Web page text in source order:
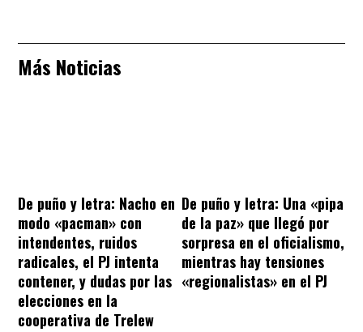
Más Noticias
De puño y letra: Nacho en
modo «pacman» con
intendentes, ruidos
radicales, el PJ intenta
contener, y dudas por las
elecciones en la
cooperativa de Trelew
De puño y letra: Una «pipa
de la paz» que llegó por
sorpresa en el oficialismo,
mientras hay tensiones
«regionalistas» en el PJ